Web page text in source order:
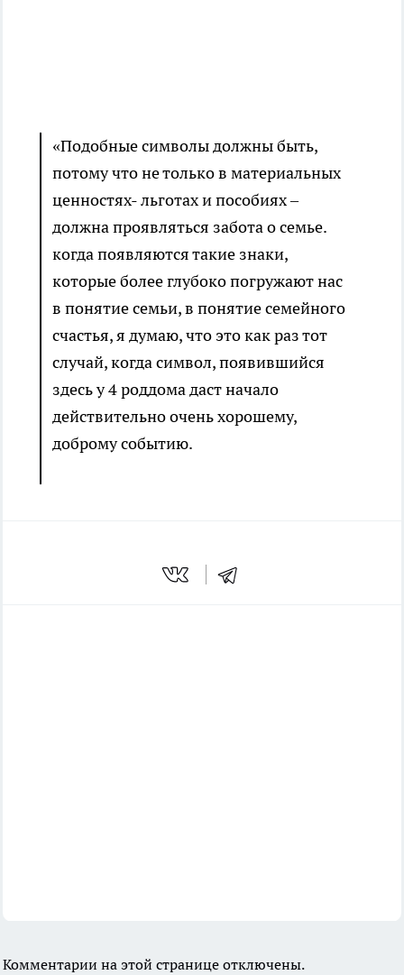
«Подобные символы должны быть,
потому что не только в материальных
ценностях- льготах и пособиях –
должна проявляться забота о семье.
когда появляются такие знаки,
которые более глубоко погружают нас
в понятие семьи, в понятие семейного
счастья, я думаю, что это как раз тот
случай, когда символ, появившийся
здесь у 4 роддома даст начало
действительно очень хорошему,
доброму событию.
Комментарии на этой странице отключены.